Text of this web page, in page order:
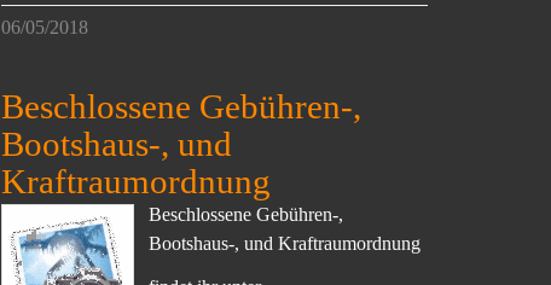
06/05/2018
Beschlossene Gebühren-,
Bootshaus-, und
Kraftraumordnung
Beschlossene Gebühren-,
Bootshaus-, und Kraftraumordnung